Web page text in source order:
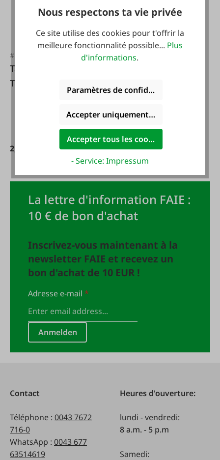
#FA133026
Tasse pour enfants
Teddy Bear Fairies
2,99 €*
La lettre d'information FAIE :
10 € de bon d'achat
Inscrivez-vous maintenant à la
newsletter FAIE et recevez un
bon d'achat de 10 EUR !
Adresse e-mail*
Anmelden
Contact
Téléphone : 0043 7672
716-0
WhatsApp : 0043 677
63514619
Heures d'ouverture:
lundi - vendredi:
8 a.m. - 5 p.m
Samedi:
Nous respectons ta vie privée
Ce site utilise des cookies pour t'offrir la
meilleure fonctionnalité possible... Plus
d'informations.
Paramètres de confidentialité
Accepter uniquement les cookies
Accepter tous les cookies
- Service: Impressum